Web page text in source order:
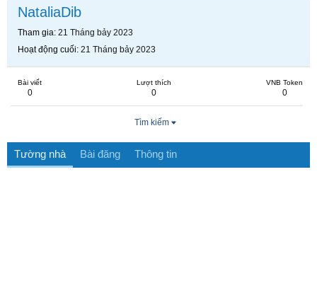
NataliaDib
Tham gia 21 Tháng bảy 2023
Hoạt động cuối 21 Tháng bảy 2023
Bài viết
0
Lượt thích
0
VNB Token
0
Tìm kiếm
Tường nhà Bài đăng Thông tin